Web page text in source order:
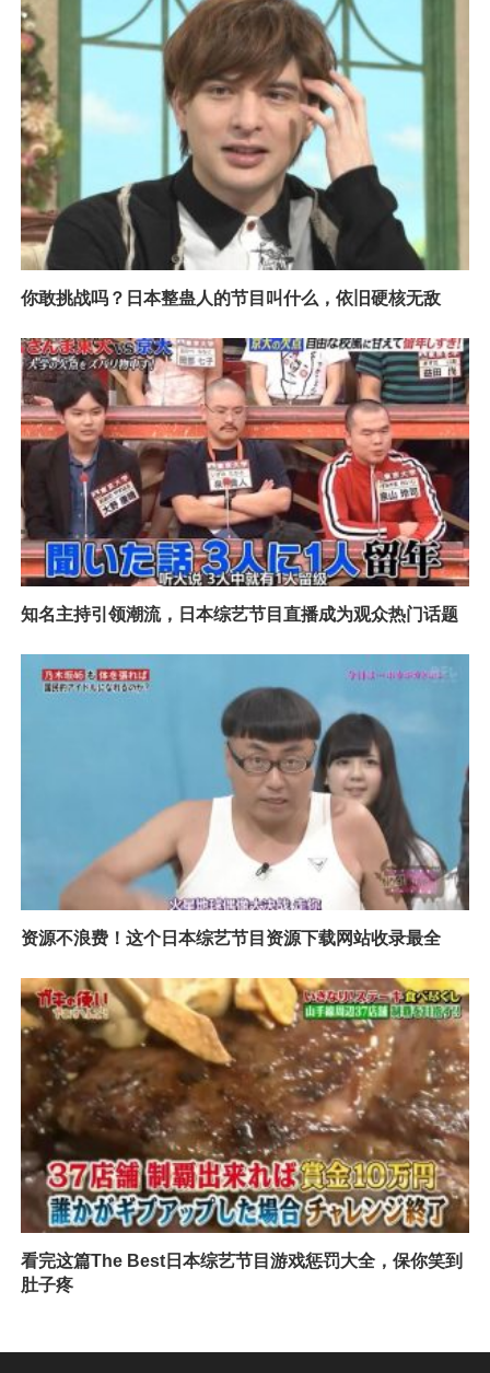
你敢挑战吗？日本整蛊人的节目叫什么，依旧硬核无敌
知名主持引领潮流，日本综艺节目直播成为观众热门话题
资源不浪费！这个日本综艺节目资源下载网站收录最全
看完这篇The Best日本综艺节目游戏惩罚大全，保你笑到
肚子疼